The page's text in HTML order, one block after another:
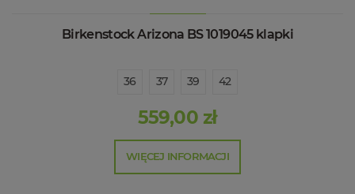
Birkenstock Arizona BS 1019045 klapki
36 37 39 42
559,00 zł
WIĘCEJ INFORMACJI